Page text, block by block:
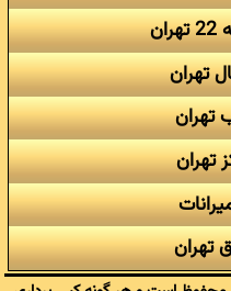
تهران
تهران
تهران
تهران